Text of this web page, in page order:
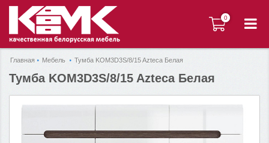
0
0
Главная Мебель Тумба KOM3D3S/8/15 Azteca Белая
Тумба KOM3D3S/8/15 Azteca Белая